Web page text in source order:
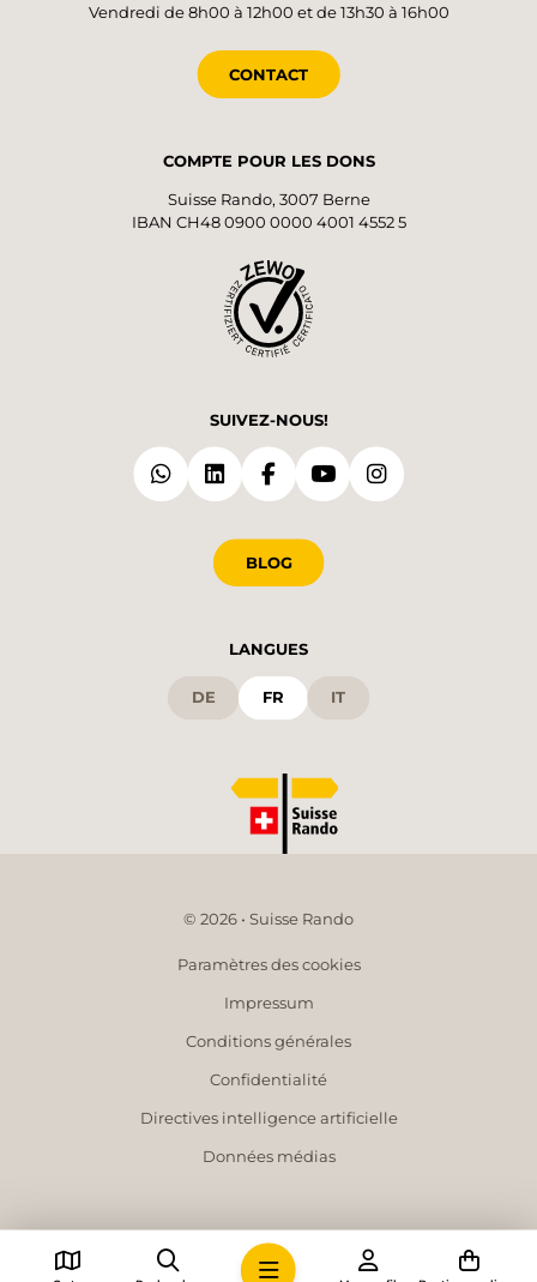
Vendredi de 8h00 à 12h00 et de 13h30 à 16h00
CONTACT
COMPTE POUR LES DONS
Suisse Rando, 3007 Berne
IBAN CH48 0900 0000 4001 4552 5
SUIVEZ-NOUS!
BLOG
LANGUES
DE FR IT
© 2026 • Suisse Rando
Paramètres des cookies
Impressum
Conditions générales
Confidentialité
Directives intelligence artificielle
Données médias